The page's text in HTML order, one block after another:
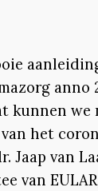
anno
kunnen we
het
Jaap van
van